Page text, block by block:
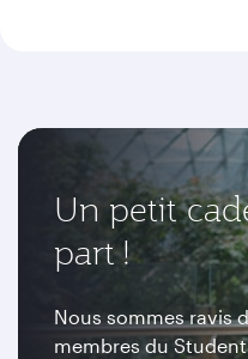
Un petit
part !
Nous sommes ravis
membres du